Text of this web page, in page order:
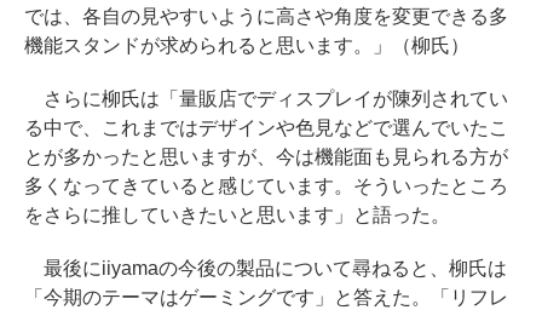
では、各自の見やすいように高さや角度を変更できる多
機能スタンドが求められると思います。」（柳氏）
さらに柳氏は「量販店でディスプレイが陳列されてい
る中で、これまではデザインや色見などで選んでいたこ
とが多かったと思いますが、今は機能面も見られる方が
多くなってきていると感じています。そういったところ
をさらに推していきたいと思います」と語った。
最後にiiyamaの今後の製品について尋ねると、柳氏は
「今期のテーマはゲーミングです」と答えた。「リフレ